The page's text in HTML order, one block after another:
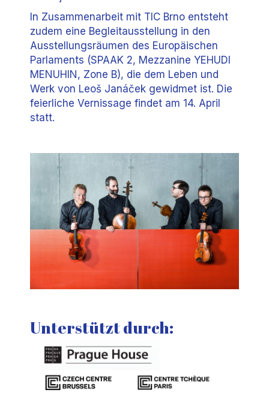
In Zusammenarbeit mit TIC Brno entsteht
zudem eine Begleitausstellung in den
Ausstellungsräumen des Europäischen
Parlaments (SPAAK 2, Mezzanine YEHUDI
MENUHIN, Zone B), die dem Leben und
Werk von Leoš Janáček gewidmet ist. Die
feierliche Vernissage findet am 14. April
statt.
Unterstützt durch: